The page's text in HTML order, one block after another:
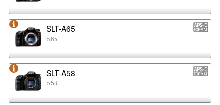
SLT-A65
α65
SLT-A58
α58